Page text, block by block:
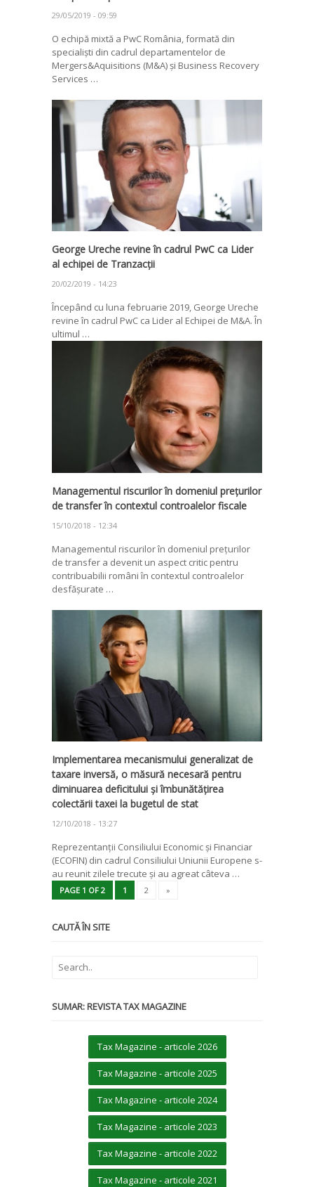
29/05/2019 - 09:59
O echipă mixtă a PwC România, formată din
specialiști din cadrul departamentelor de
Mergers&Aquisitions (M&A) și Business Recovery
Services …
George Ureche revine în cadrul PwC ca Lider
al echipei de Tranzacții
20/02/2019 - 14:23
Începând cu luna februarie 2019, George Ureche
revine în cadrul PwC ca Lider al Echipei de M&A. În
ultimul …
Managementul riscurilor în domeniul prețurilor
de transfer în contextul controalelor fiscale
15/10/2018 - 12:34
Managementul riscurilor în domeniul prețurilor
de transfer a devenit un aspect critic pentru
contribuabilii români în contextul controalelor
desfășurate …
Implementarea mecanismului generalizat de
taxare inversă, o măsură necesară pentru
diminuarea deficitului și îmbunătățirea
colectării taxei la bugetul de stat
12/10/2018 - 13:27
Reprezentanții Consiliului Economic și Financiar
(ECOFIN) din cadrul Consiliului Uniunii Europene s-
au reunit zilele trecute și au agreat câteva …
PAGE 1 OF 2 1 2 »
CAUTĂ ÎN SITE
SUMAR: REVISTA TAX MAGAZINE
Tax Magazine - articole 2026
Tax Magazine - articole 2025
Tax Magazine - articole 2024
Tax Magazine - articole 2023
Tax Magazine - articole 2022
Tax Magazine - articole 2021